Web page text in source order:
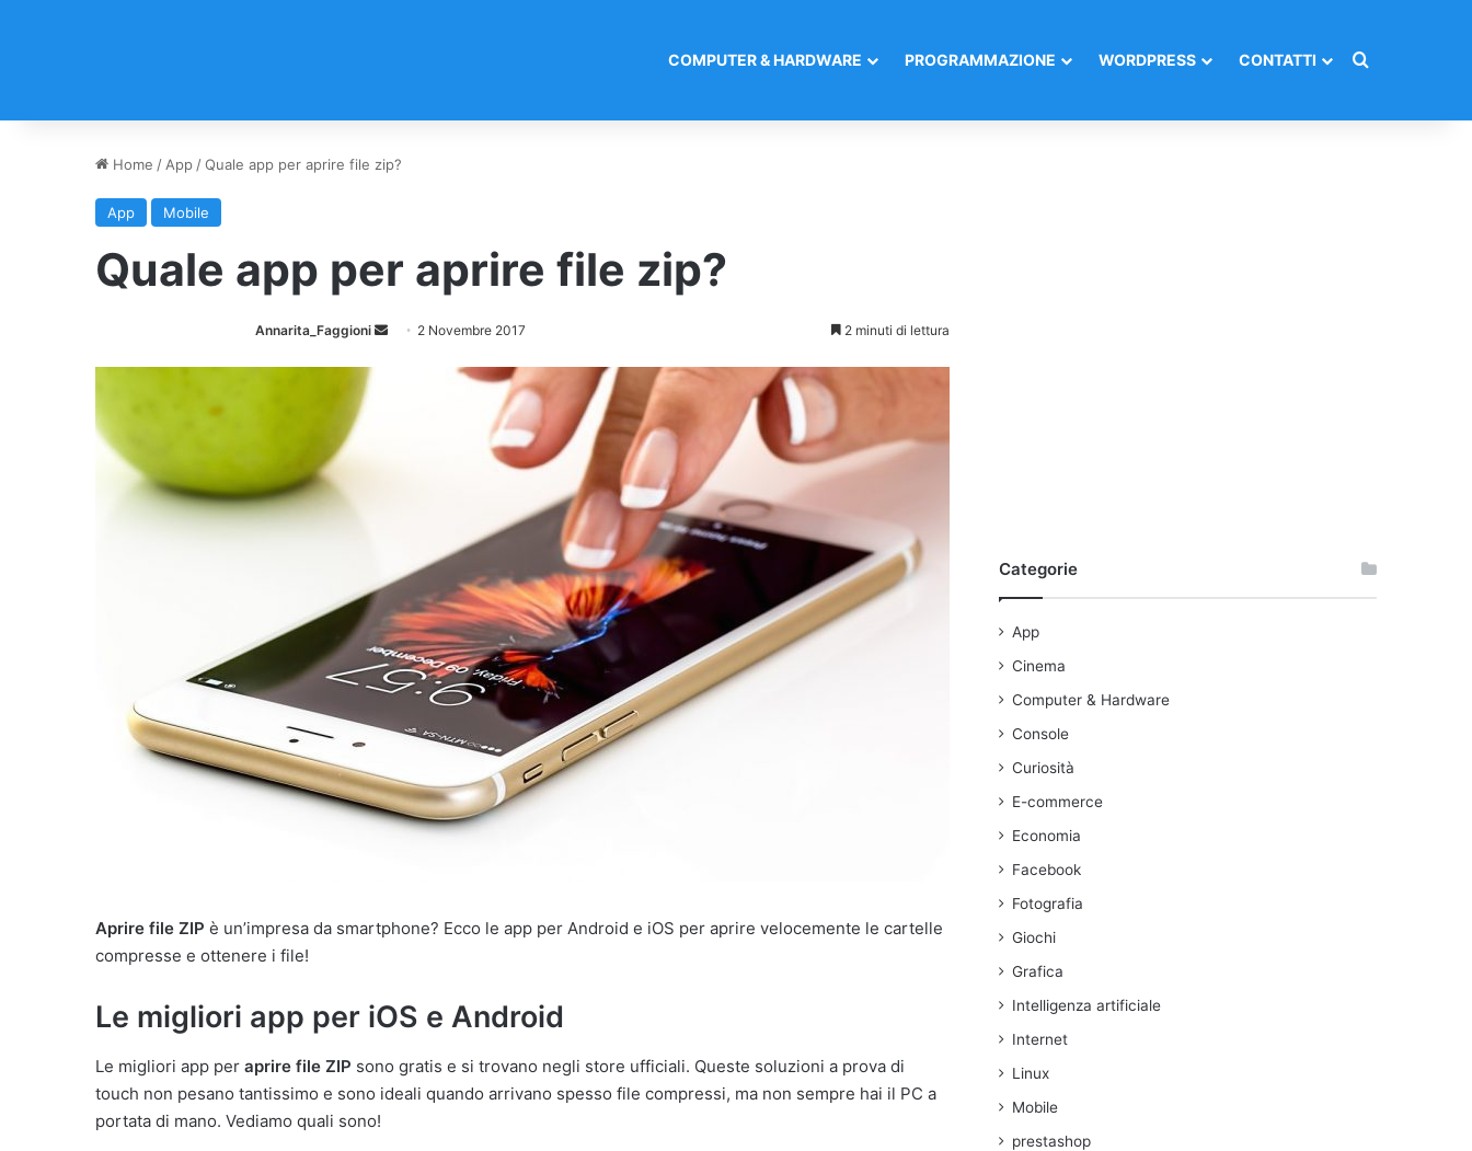
COMPUTER & HARDWARE PROGRAMMAZIONE WORDPRESS CONTATTI Cerca per
Home / App /Quale app per aprire file zip?
App Mobile
Quale app per aprire file zip?
Annarita_Faggioni
i
l
2 Novembre 2017 2 minuti di lettura
Aprire file ZIP è un’impresa da smartphone? Ecco le app per Android e iOS per aprire velocemente le cartelle
compresse e ottenere i file!
Le migliori app per iOS e Android
Le migliori app per aprire file ZIP sono gratis e si trovano negli store ufficiali. Queste soluzioni a prova di
touch non pesano tantissimo e sono ideali quando arrivano spesso file compressi, ma non sempre hai il PC a
portata di mano. Vediamo quali sono!
Categorie
App
Cinema
Computer & Hardware
Console
Curiosità
E-commerce
Economia
Facebook
Fotografia
Giochi
Grafica
Intelligenza artificiale
Internet
Linux
Mobile
prestashop